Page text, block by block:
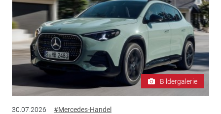
Bildergalerie
30.07.2026 #Mercedes-Handel